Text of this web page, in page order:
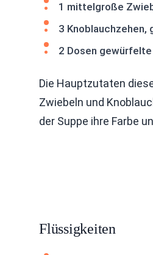
1 mittelgroße
3 Knoblauchzehen,
2 Dosen
Die Hauptzutaten
Zwiebeln und
der Suppe ihre Farbe
Flüssigkeiten